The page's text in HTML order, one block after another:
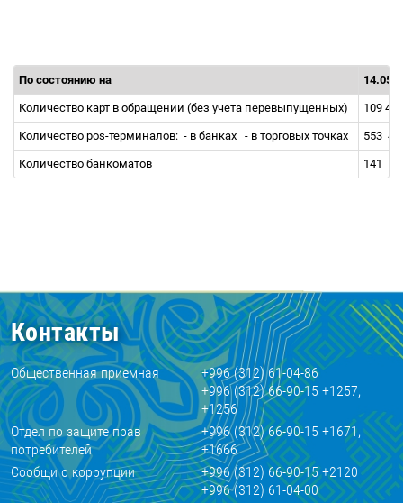
По состоянию на
Количество карт в обращении (без учета перевыпущенных) 109
Количество pos-терминалов: - в банках - в торговых точках 553
Количество банкоматов 141
Контакты
Общественная приемная
+996 (312) 61-04-86
+996 (312) 66-90-15 +1257,
+1256
Отдел по защите прав
потребителей
+996 (312) 66-90-15 +1671,
+1666
Сообщи о коррупции
+996 (312) 66-90-15 +2120
+996 (312) 61-04-00